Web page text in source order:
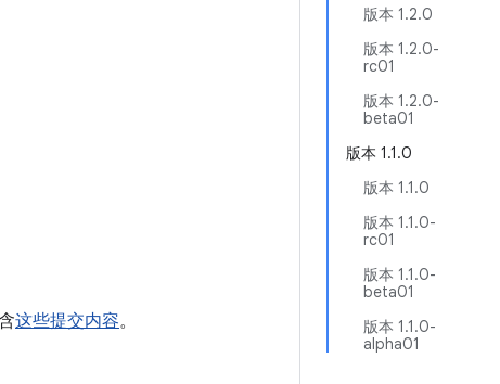
版本 1.2.0
版本 1.2.0-
rc01
版本 1.2.0-
beta01
版本 1.1.0
版本 1.1.0
版本 1.1.0-
rc01
版本 1.1.0-
beta01
版本 1.1.0-
alpha01
这些提交内容。